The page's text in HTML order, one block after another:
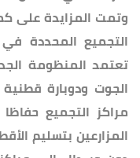
وتمت المزايدة على
التجميع المحددة في
تعتمد المنظومة
الجوت ودوبارة
مراكز التجميع
المزارعين بتسليم